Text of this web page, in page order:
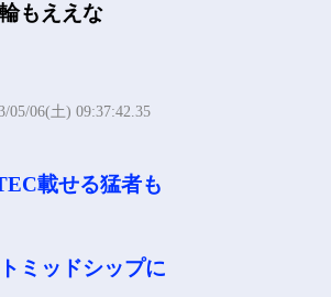
もええな
05/06(土) 09:37:42.35
載せる猛者も
ミッドシップに